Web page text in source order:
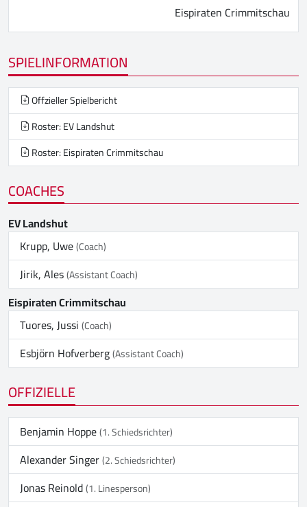
Eispiraten Crimmitschau
SPIELINFORMATION
Offzieller Spielbericht
Roster: EV Landshut
Roster: Eispiraten Crimmitschau
COACHES
EV Landshut
Krupp, Uwe(Coach)
Jirik, Ales(Assistant Coach)
Eispiraten Crimmitschau
Tuores, Jussi(Coach)
Esbjörn Hofverberg(Assistant Coach)
OFFIZIELLE
Benjamin Hoppe(1. Schiedsrichter)
Alexander Singer(2. Schiedsrichter)
Jonas Reinold(1. Linesperson)